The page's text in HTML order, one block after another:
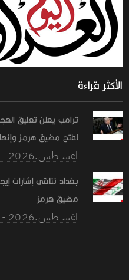
الأكثر قراءة
ترامب يعلن تعليق
لفتح مضيق هرمز
02 اغســطس.2026 - 16:15
بغداد تتلقى إشارات
مضيق هرمز
03 اغســطس.2026 - 1:11